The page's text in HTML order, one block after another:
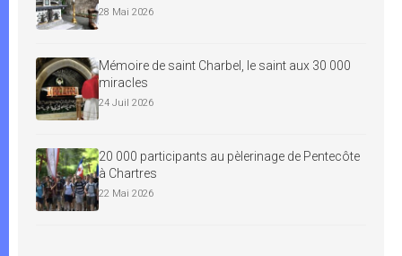
28 Mai 2026
Mémoire de saint Charbel, le saint aux 30 000
miracles
24 Juil 2026
20 000 participants au pèlerinage de Pentecôte
à Chartres
22 Mai 2026